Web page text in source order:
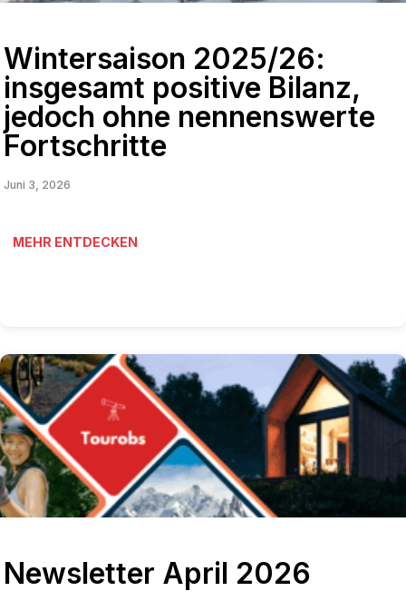
Wintersaison 2025/26:
insgesamt positive Bilanz,
jedoch ohne nennenswerte
Fortschritte
Juni 3, 2026
MEHR ENTDECKEN
Newsletter April 2026